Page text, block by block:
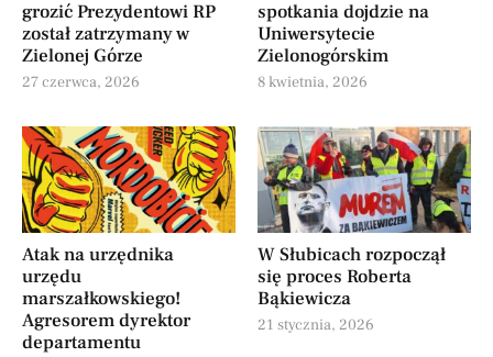
grozić Prezydentowi RP
został zatrzymany w
Zielonej Górze
27 czerwca, 2026
spotkania dojdzie na
Uniwersytecie
Zielonogórskim
8 kwietnia, 2026
Atak na urzędnika
urzędu
marszałkowskiego!
Agresorem dyrektor
departamentu
W Słubicach rozpoczął
się proces Roberta
Bąkiewicza
21 stycznia, 2026